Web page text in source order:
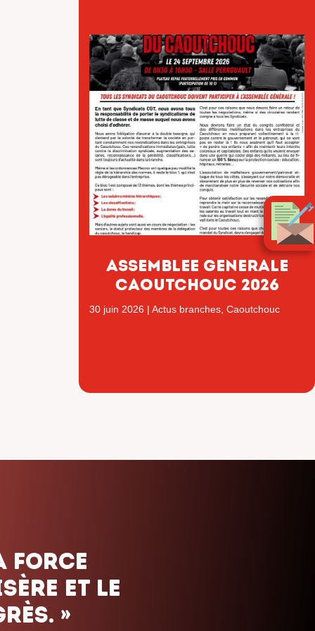
ASSEMBLEE GENERALE
CAOUTCHOUC 2026
30 juin 2026 | Actus branches, Caoutchouc
Nous
que
le